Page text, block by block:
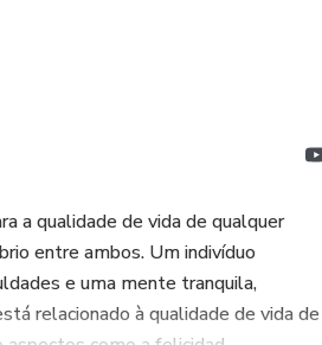
mulheres e para mulheres — com
segura para tomar decisões
Descubra como pequenas mudanças
com o dinheiro com leveza,
a qualidade de vida de qualquer
entre ambos. Um indivíduo
e uma mente tranquila,
relacionado à qualidade de vida de